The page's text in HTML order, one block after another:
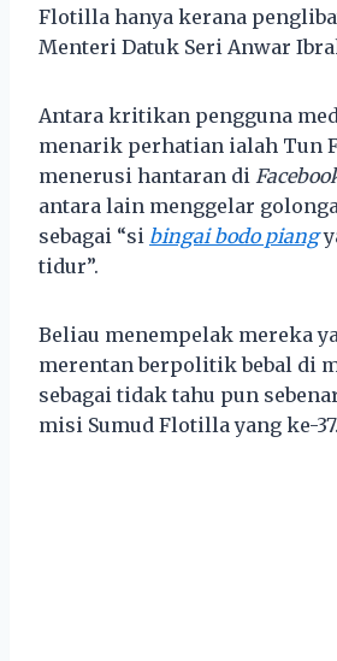
Flotilla hanya kerana
Menteri Datuk Seri Anwar
Antara kritikan pengguna
menarik perhatian ialah Tun
menerusi hantaran di
antara lain menggelar
sebagai “si bingai bodo piang
tidur”.
Beliau menempelak mereka
merentan berpolitik bebal di
sebagai tidak tahu pun
misi Sumud Flotilla yang ke-37.